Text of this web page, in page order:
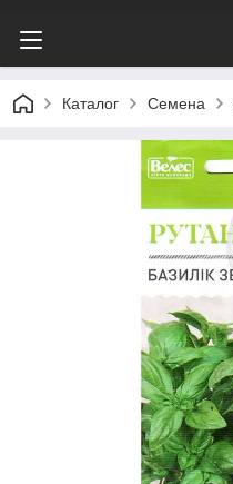
Каталог Семена